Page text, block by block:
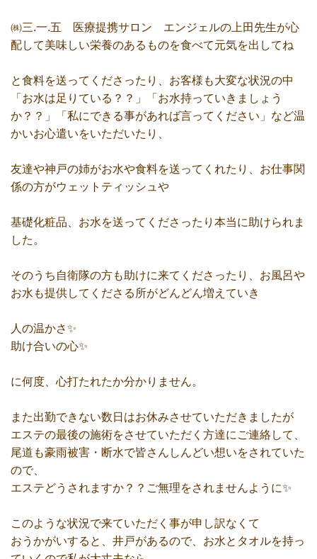
㈱三.一.五 医療提携サロン エンジェルの上田先生が心
配して美味しい栄養のあるものを食べて元気を出してね
と食料を送ってくださったり、お客様も大変な状況の中
「お水は足りている？？」「お水持っていきましょう
か？？」「私にできる事があれば言ってください」など温
かいお心遣いをいただいたり、
友達や神戸の姉がお水や食料を送ってくれたり、お仕事関
係の方がウェットティッシュや
基礎化粧品、お水を送ってくださったり本当に助けられま
した。
そのうち自衛隊の方も助けに来てくださったり、お風呂や
お水も提供してくださる所がどんどん増えていき
人の温かさ✨
助け合いの心✨
に何度、心打たれたか分かりません。
また出勤できない数日はお休みさせていただきましたが
エステの最後の施術をさせていただく方達にご連絡して、
尾道も豪雨被害・断水で皆さんしんどい想いをされていた
ので、
エステどうされますか？？ご無理をされませんように✨
このような状況で来ていただく事が申し訳なくて
おうかがいすると、井戸があるので、お水とタオルを持っ